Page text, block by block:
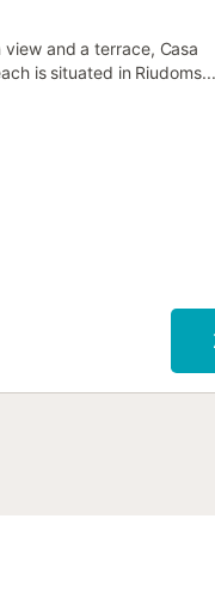
and a terrace, Casa
is situated in